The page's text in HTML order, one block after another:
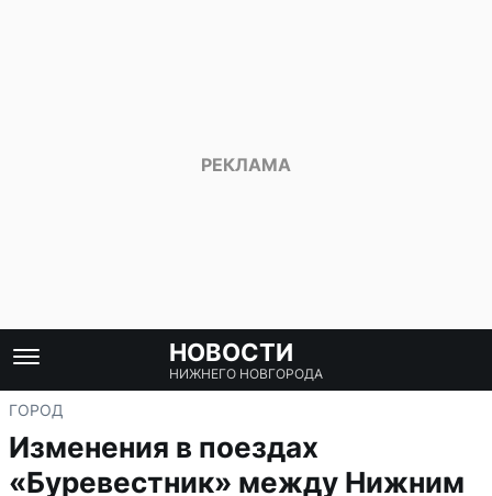
НОВОСТИ
НИЖНЕГО НОВГОРОДА
ГОРОД
Изменения в поездах
«Буревестник» между Нижним